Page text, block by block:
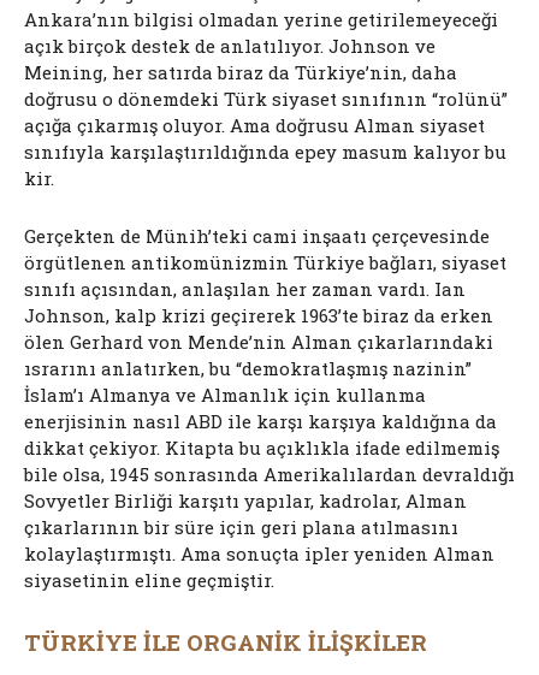
Ankara’nın bilgisi olmadan yerine getirilemeyeceği
açık birçok destek de anlatılıyor. Johnson ve
Meining, her satırda biraz da Türkiye’nin, daha
doğrusu o dönemdeki Türk siyaset sınıfının “rolünü”
açığa çıkarmış oluyor. Ama doğrusu Alman siyaset
sınıfıyla karşılaştırıldığında epey masum kalıyor bu
kir.
Gerçekten de Münih’teki cami inşaatı çerçevesinde
örgütlenen antikomünizmin Türkiye bağları, siyaset
sınıfı açısından, anlaşılan her zaman vardı. Ian
Johnson, kalp krizi geçirerek 1963’te biraz da erken
ölen Gerhard von Mende’nin Alman çıkarlarındaki
ısrarını anlatırken, bu “demokratlaşmış nazinin”
İslam’ı Almanya ve Almanlık için kullanma
enerjisinin nasıl ABD ile karşı karşıya kaldığına da
dikkat çekiyor. Kitapta bu açıklıkla ifade edilmemiş
bile olsa, 1945 sonrasında Amerikalılardan devraldığı
Sovyetler Birliği karşıtı yapılar, kadrolar, Alman
çıkarlarının bir süre için geri plana atılmasını
kolaylaştırmıştı. Ama sonuçta ipler yeniden Alman
siyasetinin eline geçmiştir.
TÜRKİYE İLE ORGANİK İLİŞKİLER